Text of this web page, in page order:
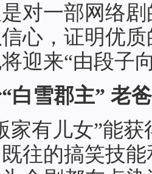
对一部网络
心，证明优
迎来“由段子
白雪郡主” 老
家有儿女”能
往的搞笑技